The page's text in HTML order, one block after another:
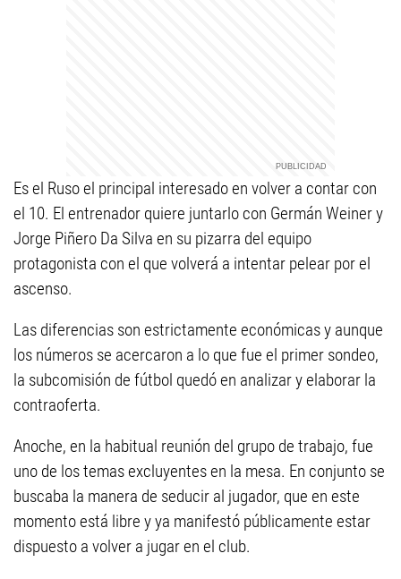
Es el Ruso el principal interesado en volver a contar con
el 10. El entrenador quiere juntarlo con Germán Weiner y
Jorge Piñero Da Silva en su pizarra del equipo
protagonista con el que volverá a intentar pelear por el
ascenso.
Las diferencias son estrictamente económicas y aunque
los números se acercaron a lo que fue el primer sondeo,
la subcomisión de fútbol quedó en analizar y elaborar la
contraoferta.
Anoche, en la habitual reunión del grupo de trabajo, fue
uno de los temas excluyentes en la mesa. En conjunto se
buscaba la manera de seducir al jugador, que en este
momento está libre y ya manifestó públicamente estar
dispuesto a volver a jugar en el club.